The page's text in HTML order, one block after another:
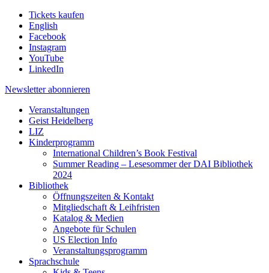
Tickets kaufen
English
Facebook
Instagram
YouTube
LinkedIn
Newsletter abonnieren
Veranstaltungen
Geist Heidelberg
LIZ
Kinderprogramm
International Children’s Book Festival
Summer Reading – Lesesommer der DAI Bibliothek
2024
Bibliothek
Öffnungszeiten & Kontakt
Mitgliedschaft & Leihfristen
Katalog & Medien
Angebote für Schulen
US Election Info
Veranstaltungsprogramm
Sprachschule